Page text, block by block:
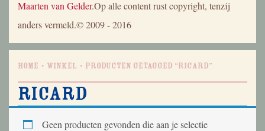
Maarten van Gelder.Op alle content rust copyright, tenzij
anders vermeld.© 2009 - 2016
Home Winkel Producten getagged “ricard”
ricard
Geen producten gevonden die aan je selectie